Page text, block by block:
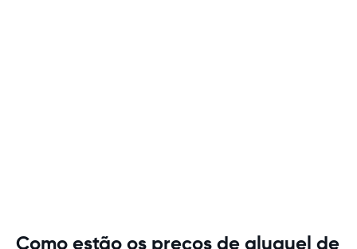
Como estão os preços de aluguel de